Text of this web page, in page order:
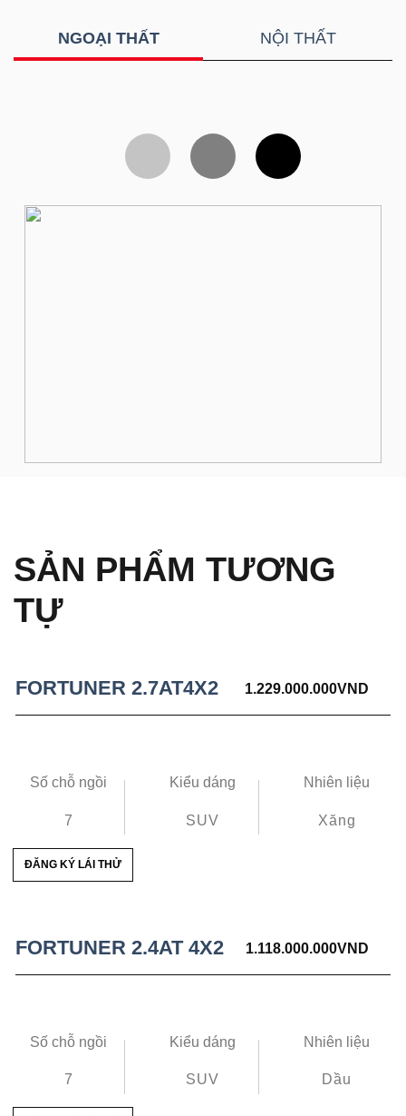
NGOẠI THẤT NỘI THẤT
SẢN PHẨM TƯƠNG
TỰ
FORTUNER 2.7AT4X2 1.229.000.000VND
Số chỗ ngồi
7
Kiểu dáng
SUV
Nhiên liệu
Xăng
ĐĂNG KÝ LÁI THỬ
FORTUNER 2.4AT 4X2 1.118.000.000VND
Số chỗ ngồi
7
Kiểu dáng
SUV
Nhiên liệu
Dầu